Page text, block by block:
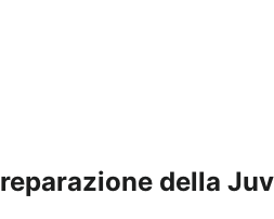
Preparazione della